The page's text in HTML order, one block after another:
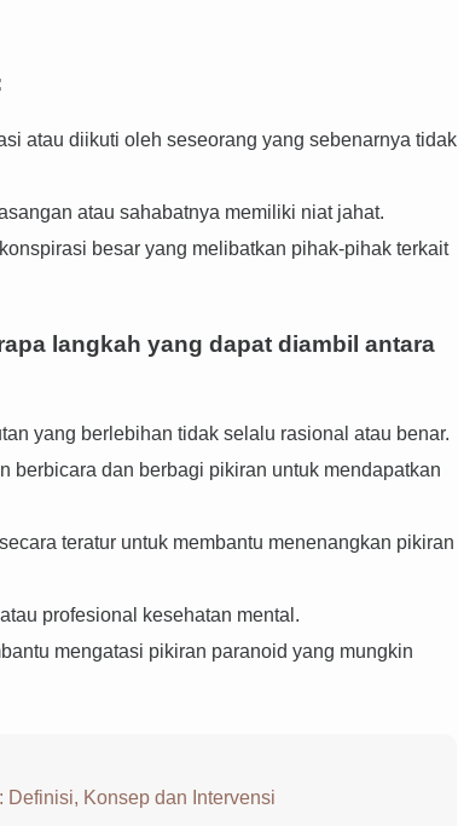
atau diikuti oleh seseorang yang sebenarnya tidak
atau sahabatnya memiliki niat jahat.
besar yang melibatkan pihak-pihak terkait
langkah yang dapat diambil antara
yang berlebihan tidak selalu rasional atau benar.
berbicara dan berbagi pikiran untuk mendapatkan
teratur untuk membantu menenangkan pikiran
profesional kesehatan mental.
mengatasi pikiran paranoid yang mungkin
Definisi, Konsep dan Intervensi